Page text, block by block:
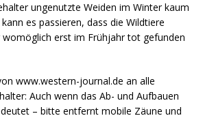
ungenutzte Weiden im Winter kaum
es passieren, dass die Wildtiere
erst im Frühjahr tot gefunden
www.western-journal.de an alle
Auch wenn das Ab- und Aufbauen
– bitte entfernt mobile Zäune und